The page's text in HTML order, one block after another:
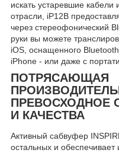
искать устаревшие
отрасли, iP12B
через стереофонический
руки вы можете
iOS, оснащенного
iPhone - или даже с
ПОТРЯСАЮЩАЯ
ПРЕВОСХОДНОЕ
И КАЧЕСТВА
Активный сабвуфер
остальных и обеспечивает